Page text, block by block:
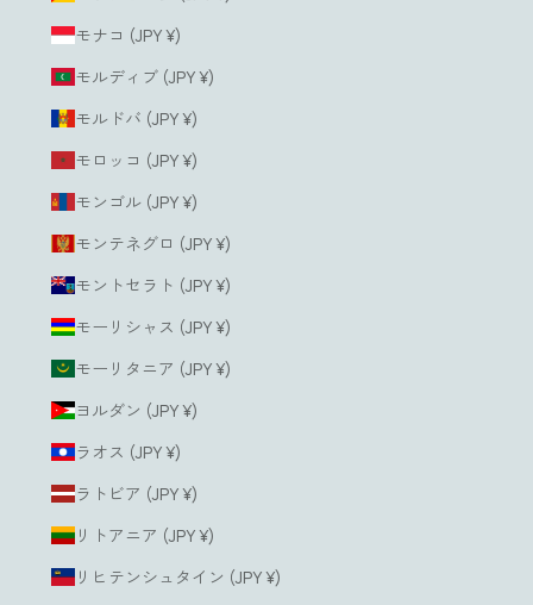
モナコ (JPY ¥)
モルディブ (JPY ¥)
モルドバ (JPY ¥)
モロッコ (JPY ¥)
モンゴル (JPY ¥)
モンテネグロ (JPY ¥)
モントセラト (JPY ¥)
モーリシャス (JPY ¥)
モーリタニア (JPY ¥)
ヨルダン (JPY ¥)
ラオス (JPY ¥)
ラトビア (JPY ¥)
リトアニア (JPY ¥)
リヒテンシュタイン (JPY ¥)